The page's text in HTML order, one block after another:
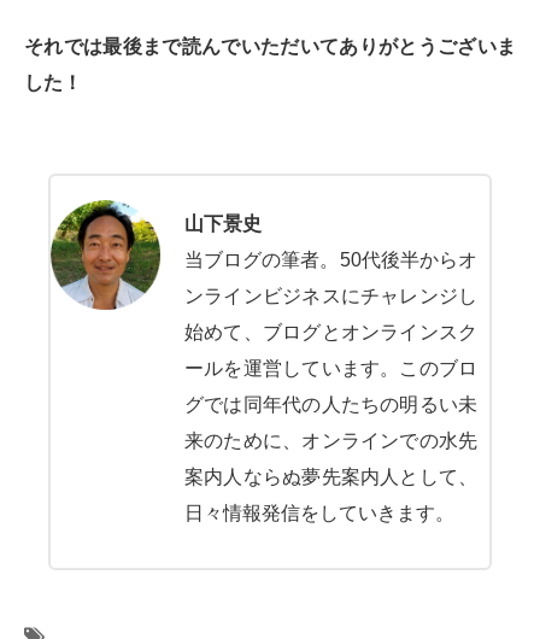
それでは最後まで読んでいただいてありがとうございま
した！
山下景史
当ブログの筆者。50代後半からオ
ンラインビジネスにチャレンジし
始めて、ブログとオンラインスク
ールを運営しています。このブロ
グでは同年代の人たちの明るい未
来のために、オンラインでの水先
案内人ならぬ夢先案内人として、
日々情報発信をしていきます。